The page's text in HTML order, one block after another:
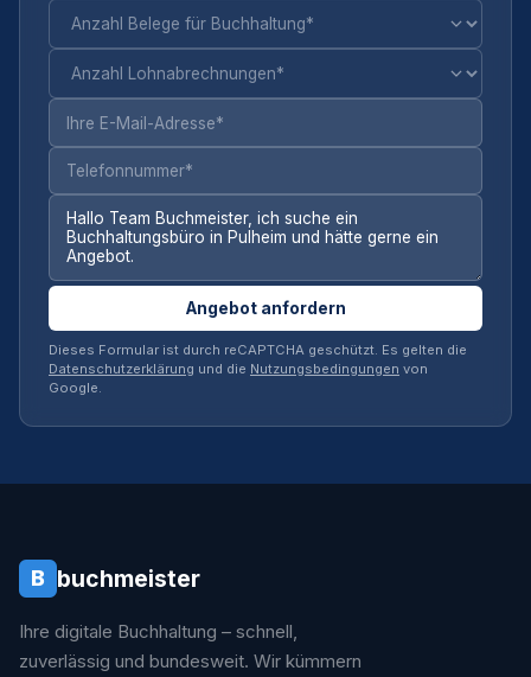
Angebot anfordern
Dieses Formular ist durch reCAPTCHA geschützt. Es gelten die
Datenschutzerklärung und die Nutzungsbedingungen von
Google.
B buchmeister
Ihre digitale Buchhaltung – schnell,
zuverlässig und bundesweit. Wir kümmern